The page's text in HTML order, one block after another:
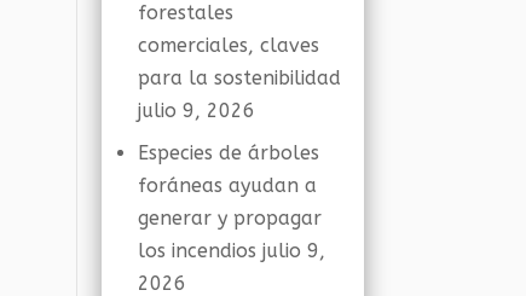
forestales
comerciales, claves
para la sostenibilidad
julio 9, 2026
Especies de árboles
foráneas ayudan a
generar y propagar
los incendios julio 9,
2026